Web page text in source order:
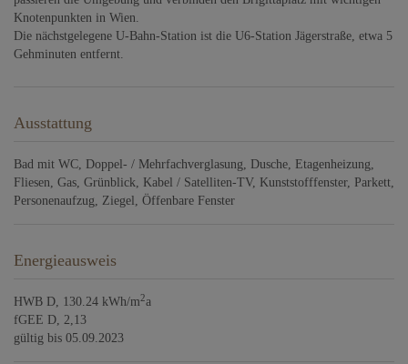
Knotenpunkten in Wien.
Die nächstgelegene U-Bahn-Station ist die U6-Station Jägerstraße, etwa 5
Gehminuten entfernt.
Ausstattung
Bad mit WC Doppel- / Mehrfachverglasung Dusche Etagenheizung
Fliesen Gas Grünblick Kabel / Satelliten-TV Kunststofffenster Parkett
Personenaufzug
Ziegel Öffenbare Fenster
Energieausweis
HWB D, 130.24 kWh/m2a
fGEE D, 2,13
gültig bis 05.09.2023